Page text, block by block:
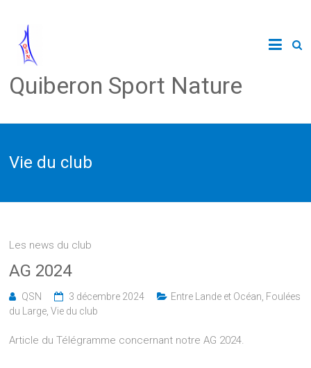
Quiberon Sport Nature
Vie du club
Les news du club
AG 2024
QSN 3 décembre 2024 Entre Lande et Océan Foulées
du Large ,Vie du club
Article du Télégramme concernant notre AG 2024.